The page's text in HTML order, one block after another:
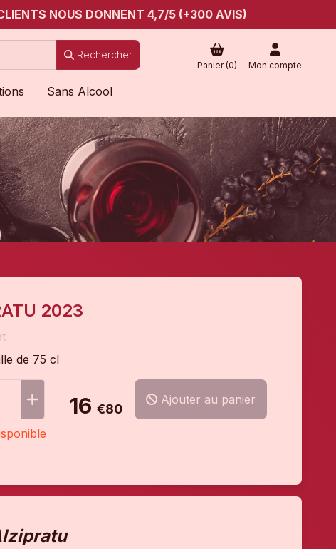
NOUS DONNENT 4,7/5 (+300 AVIS)
Rechercher
Panier (0) Mon compte
Sans Alcool
2023
de 75 cl
16 €80
Ajouter au panier